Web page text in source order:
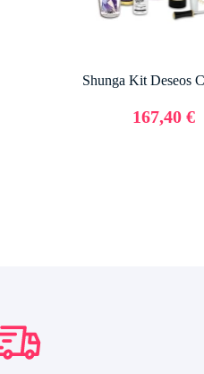
Shunga Kit Deseos
167,40 €